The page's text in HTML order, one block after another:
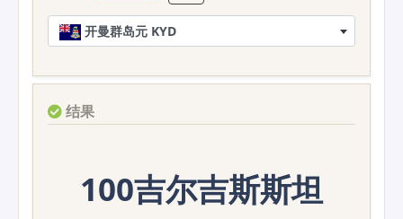
开曼群岛元 KYD
结果
100吉尔吉斯斯坦